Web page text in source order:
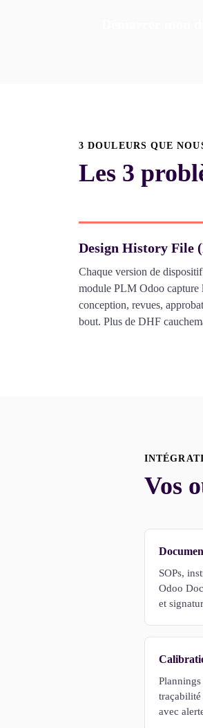
3 DOULEURS QUE
Les 3
Design History File
Chaque version de
module PLM Odoo capture
conception, revues,
bout. Plus de DHF
Vos
SOPs,
Odoo
et
avec